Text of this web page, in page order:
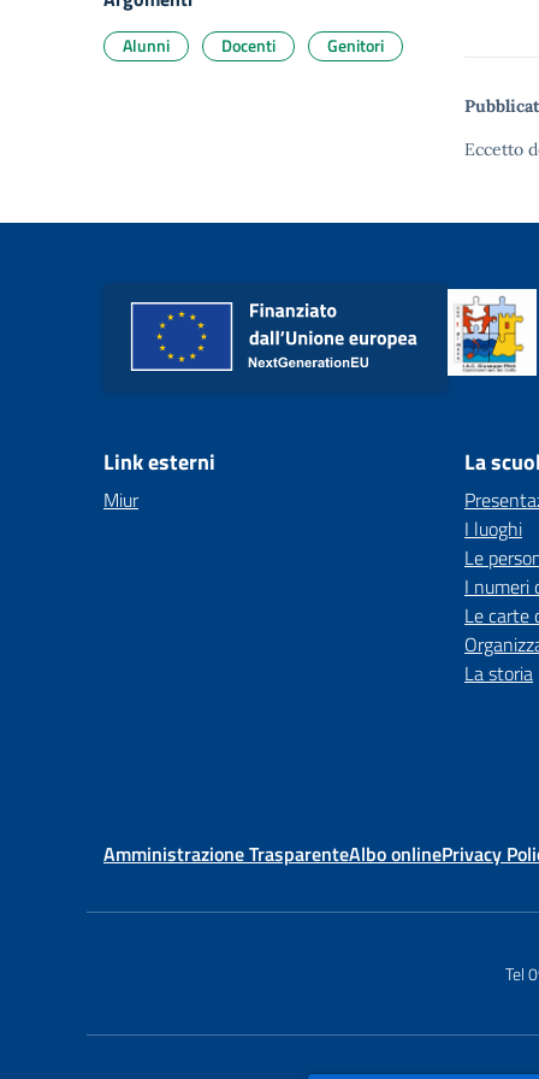
Eccetto
Alunni Docenti Genitori
Link esterni
Miur
La
I luoghi
Le
I numeri
Le carte
La storia
Amministrazione TrasparenteAlbo onlinePrivacy
Tel